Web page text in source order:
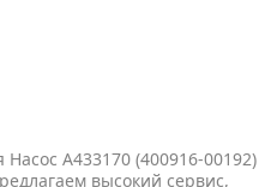
A433170 (400916-00192)
высокий сервис,